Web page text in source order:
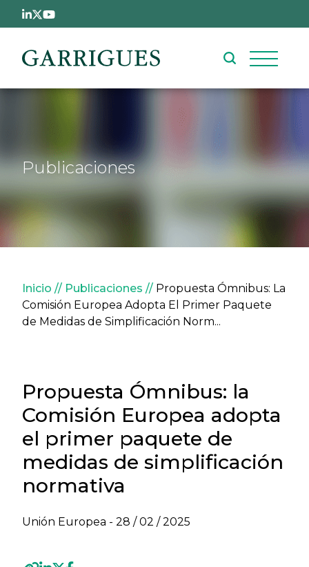
Pasar al contenido principal
Publicaciones
Sobrescribir enlaces de
Inicio Publicaciones
Propuesta Ómnibus: La
Comisión Europea Adopta El Primer Paquete
de Medidas de Simplificación Norm...
Propuesta Ómnibus: la
Comisión Europea adopta
el primer paquete de
medidas de simplificación
normativa
Unión Europea - 28 / 02 / 2025